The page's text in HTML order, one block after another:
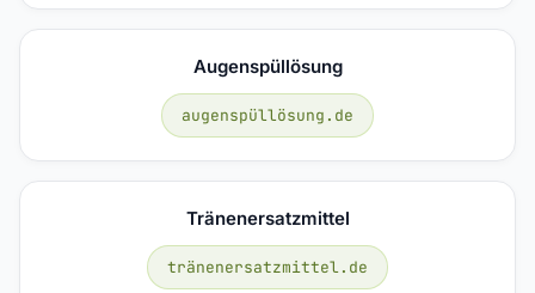
Augenspüllösung
augenspüllösung.de
Tränenersatzmittel
tränenersatzmittel.de